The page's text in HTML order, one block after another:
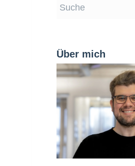
Über mich